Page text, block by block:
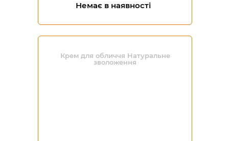
Немає в наявності
Крем для обличчя Натуральне
зволоження